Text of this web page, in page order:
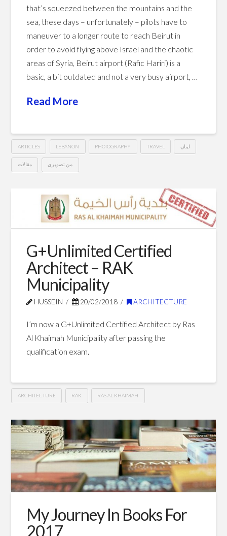
that’s squeezed between the mountains and the
sea, these days – unfortunately – pilots have to
maneuver to a longer route to reach Beirut in
order to avoid flying above Israel and the chaotic
areas of Syria, Beirut airport (Rafic Hariri) is a
basic, a bit outdated and not a very busy airport, …
Read More
ARTICLES LEBANON PHOTOGRAPHY TRAVEL لبنان
مقالات من تصويري
Glance
Lebanon
03.08.2018
G+Unlimited Certified
Architect – RAK
Municipality
HUSSEIN 20/02/2018 ARCHITECTURE
I’m now a G+Unlimited Certified Architect by Ras
Al Khaimah Municipality after passing the
qualification exam.
ARCHITECTURE RAK RAS AL KHAIMAH
Certified
Architect
–
RAK
My Journey In Books For
2017